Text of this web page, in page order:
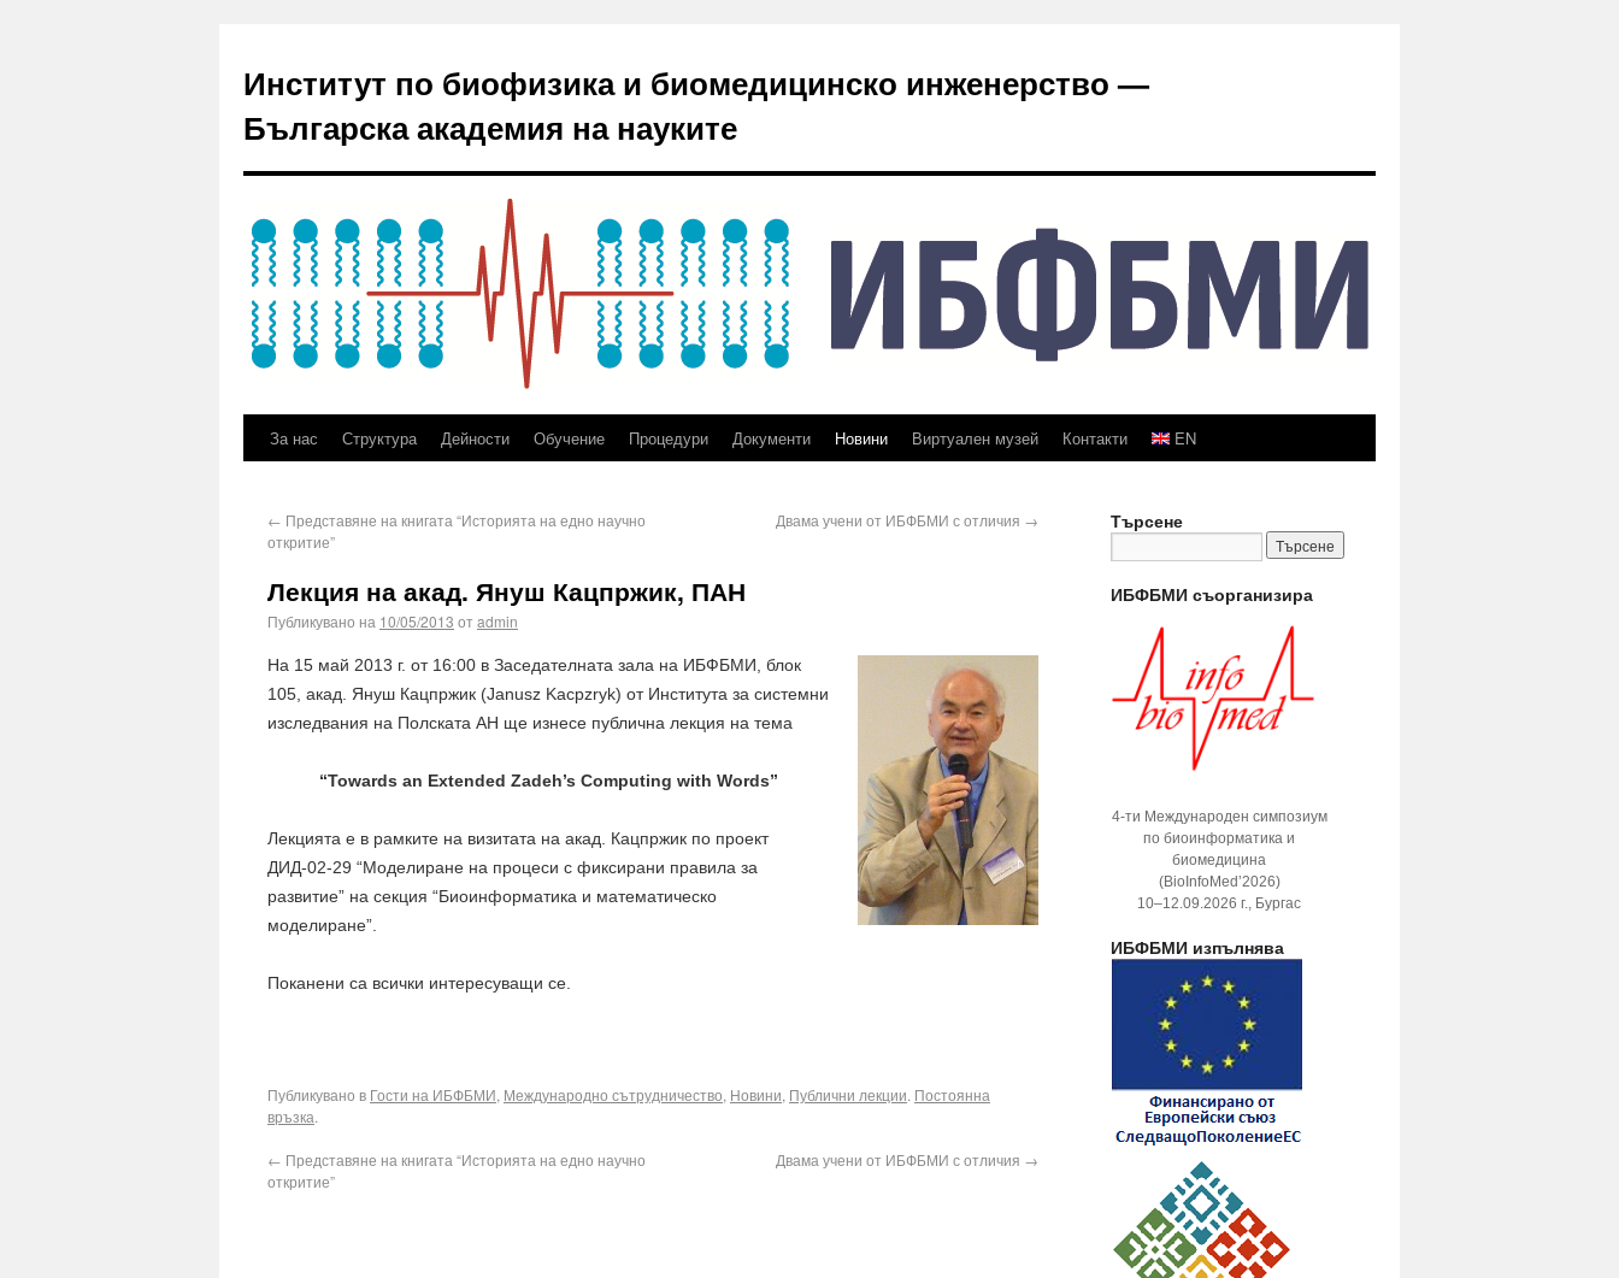
Институт по биофизика и биомедицинско инженерство —
Българска академия на науките
За нас Структура Дейности Обучение Процедури Документи Новини Виртуален музей Контакти EN
← Представяне на книгата “Историята на едно научно
откритие”
Двама учени от ИБФБМИ с отличия →
Лекция на акад. Януш Кацпржик, ПАН
Публикувано на 10/05/2013 отadmin
На 15 май 2013 г. от 16:00 в Заседателната зала на ИБФБМИ, блок
105, акад. Януш Кацпржик (Janusz Kacpzryk) от Института за системни
изследвания на Полската АН ще изнесе публична лекция на тема
“Towards an Extended Zadeh’s Computing with Words”
Лекцията е в рамките на визитата на акад. Кацпржик по проект
ДИД-02-29 “Моделиране на процеси с фиксирани правила за
развитие” на секция “Биоинформатика и математическо
моделиране”.
Поканени са всички интересуващи се.
Публикувано в Гости на ИБФБМИ, Международно сътрудничество, Новини, Публични лекции. Постоянна
връзка.
← Представяне на книгата “Историята на едно научно
откритие”
Двама учени от ИБФБМИ с отличия →
Търсене
ИБФБМИ съорганизира
4-ти Международен симпозиум
по биоинформатика и
биомедицина
(BioInfoMed’2026)
10–12.09.2026 г., Бургас
ИБФБМИ изпълнява